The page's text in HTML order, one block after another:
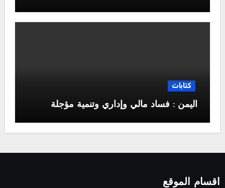
كتابات
اليمن : فساد مالي وإداري وتنمية مؤجلة
اقسام الموقع